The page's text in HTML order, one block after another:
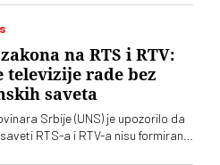
da je reč o proslavi zločina
srpskim narodom
na RTS i RTV:
televizije rade bez
saveta
Srbije (UNS) je upozorilo da
RTS-a i RTV-a nisu formirani